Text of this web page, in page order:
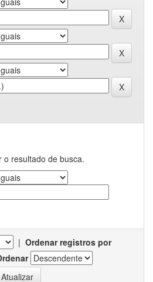
o resultado de busca.
| Ordenar registros por